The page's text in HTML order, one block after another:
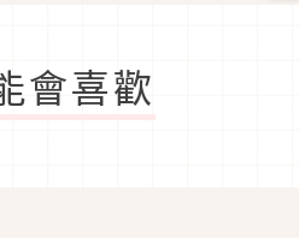
會喜歡